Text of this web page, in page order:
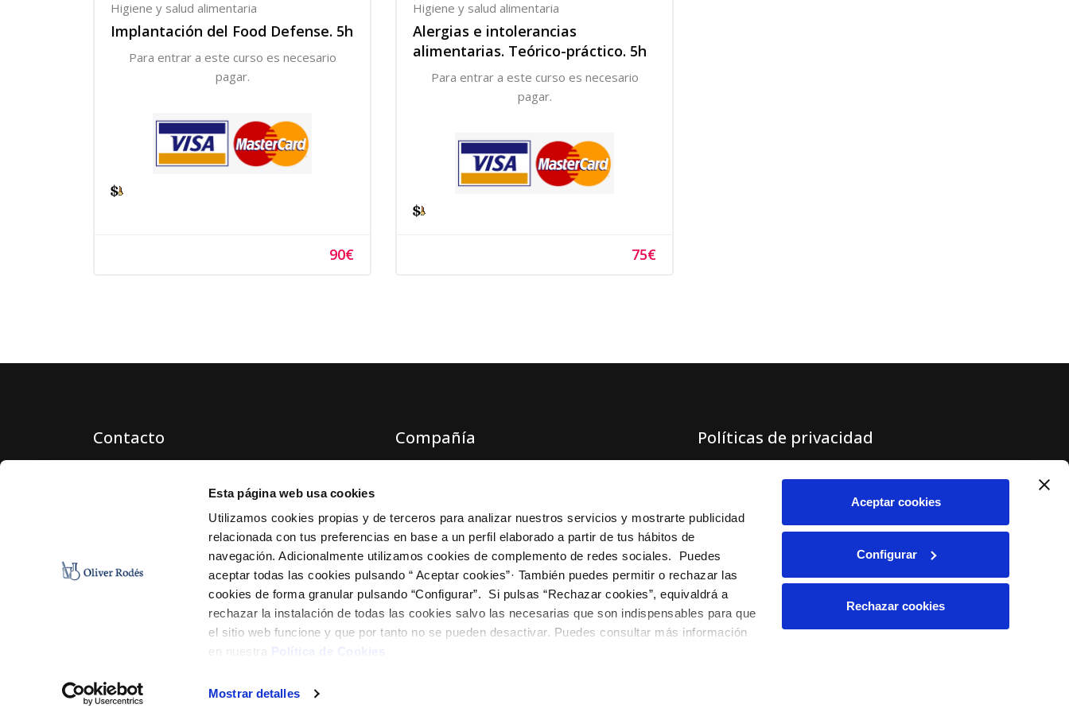
Esta página web usa cookies
Utilizamos cookies propias y de terceros para analizar nuestros servicios y mostrarte publicidad
relacionada con tus preferencias en base a un perfil elaborado a partir de tus hábitos de
navegación. Adicionalmente utilizamos cookies de complemento de redes sociales. Puedes
aceptar todas las cookies pulsando “ Aceptar cookies”· También puedes permitir o rechazar las
cookies de forma granular pulsando “Configurar”. Si pulsas “Rechazar cookies”, equivaldrá a
rechazar la instalación de todas las cookies salvo las necesarias que son indispensables para que
el sitio web funcione y que por tanto no se pueden desactivar. Puedes consultar más información
en nuestra Política de Cookies
Mostrar detalles
Aceptar cookies
Configurar
Rechazar cookies
Higiene y salud alimentaria
Implantación del Food Defense. 5h
Para entrar a este curso es necesario
pagar.
90€
Higiene y salud alimentaria
Alergias e intolerancias
alimentarias. Teórico-práctico. 5h
Para entrar a este curso es necesario
pagar.
75€
Contacto Compañía Políticas de privacidad
Política de privacidad
Canal ético
Política de cookies